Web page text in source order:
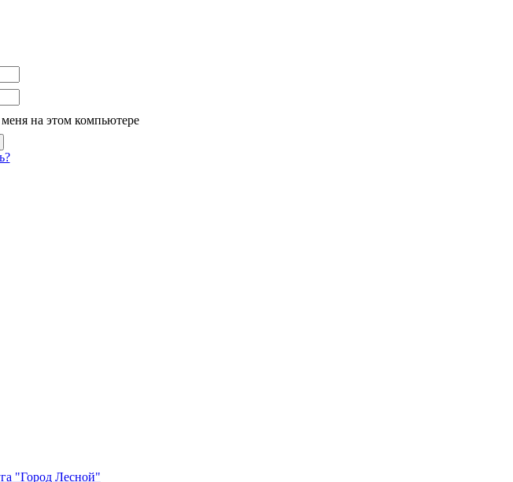
на этом компьютере
"Город Лесной"